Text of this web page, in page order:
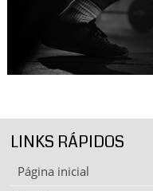
LINKS RÁPIDOS
Página inicial